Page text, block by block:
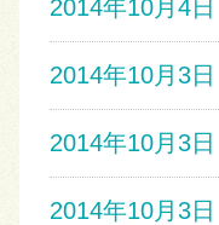
2014年10月4日
2014年10月3日
2014年10月3日
2014年10月3日